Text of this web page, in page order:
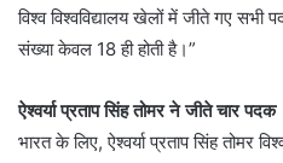
विश्व विश्वविद्यालय खेलों में जीते गए सभी
संख्या केवल 18 ही होती है।”
ऐश्वर्या प्रताप सिंह तोमर ने जीते चार पदक
भारत के लिए, ऐश्वर्या प्रताप सिंह तोमर